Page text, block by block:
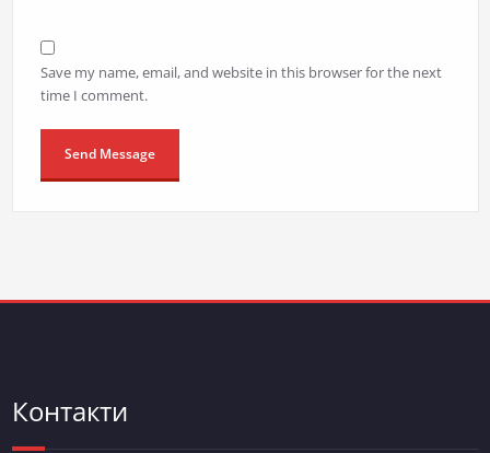
Save my name, email, and website in this browser for the next
time I comment.
Контакти